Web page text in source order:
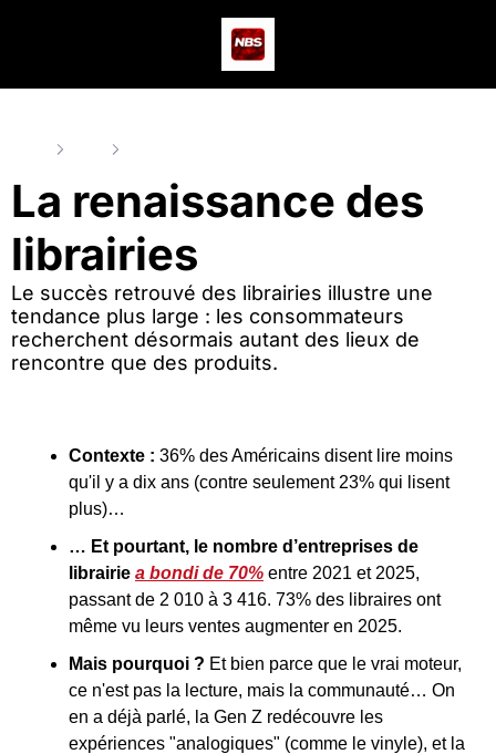
La renaissance des
librairies
Le succès retrouvé des librairies illustre une
tendance plus large : les consommateurs
recherchent désormais autant des lieux de
rencontre que des produits.
Contexte : 36% des Américains disent lire moins
qu'il y a dix ans (contre seulement 23% qui lisent
plus)…
… Et pourtant, le nombre d’entreprises de
librairie a bondi de 70% entre 2021 et 2025,
passant de 2 010 à 3 416. 73% des libraires ont
même vu leurs ventes augmenter en 2025.
Mais pourquoi ? Et bien parce que le vrai moteur,
ce n'est pas la lecture, mais la communauté… On
en a déjà parlé, la Gen Z redécouvre les
expériences "analogiques" (comme le vinyle), et la